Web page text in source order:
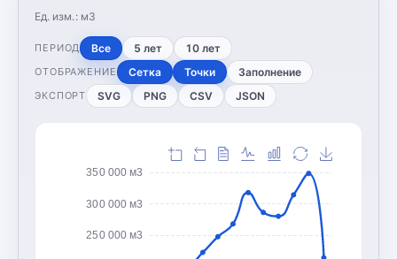
Ед. изм.: м3
ПЕРИОД Все 5 лет 10 лет
ОТОБРАЖЕНИЕ Сетка Точки Заполнение
ЭКСПОРТ SVG PNG CSV JSON
250 000 м3
300 000 м3
350 000 м3